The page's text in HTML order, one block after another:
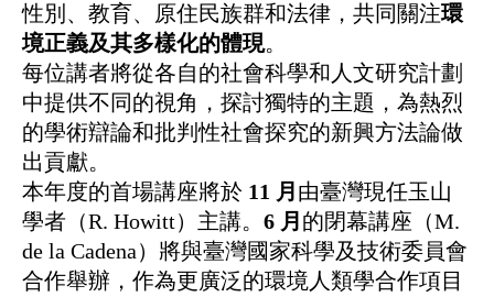
性別、教育、原住民族群和法律，共同關注環
境正義及其多樣化的體現。
每位講者將從各自的社會科學和人文研究計劃
中提供不同的視角，探討獨特的主題，為熱烈
的學術辯論和批判性社會探究的新興方法論做
出貢獻。
本年度的首場講座將於 11 月 由臺灣現任玉山
學者（R. Howitt）主講。 6 月 的閉幕講座（M.
de la Cadena）將與臺灣國家科學及技術委員會
合作舉辦，作為更廣泛的環境人類學合作項目